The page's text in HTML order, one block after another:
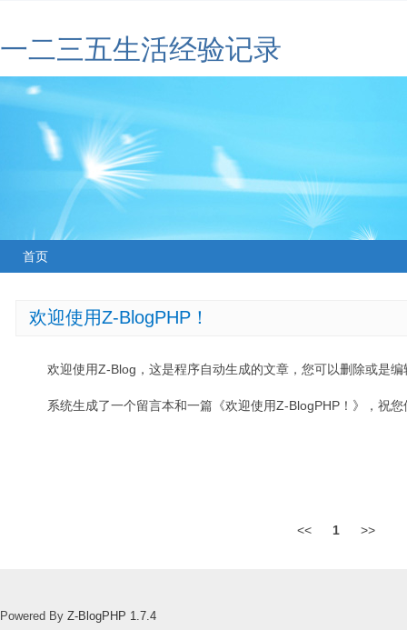
一二三五生活经验记录
首页
欢迎使用Z-BlogPHP！
欢迎使用Z-Blog，这是程序自动生成的文章，您可以删除或是编
系统生成了一个留言本和一篇《欢迎使用Z-BlogPHP！》，祝
<< 1 >>
Powered By Z-BlogPHP 1.7.4